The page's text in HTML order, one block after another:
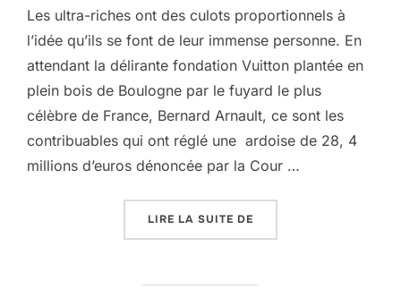
Les ultra-riches ont des culots proportionnels à
l’idée qu’ils se font de leur immense personne. En
attendant la délirante fondation Vuitton plantée en
plein bois de Boulogne par le fuyard le plus
célèbre de France, Bernard Arnault, ce sont les
contribuables qui ont réglé une ardoise de 28, 4
millions d’euros dénoncée par la Cour …
LIRE LA SUITE DE